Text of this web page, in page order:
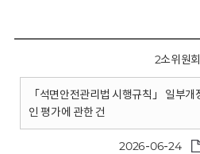
2소위원회
「석면안전관리법 시행규칙」 일부
인 평가에 관한 건
2026-06-24